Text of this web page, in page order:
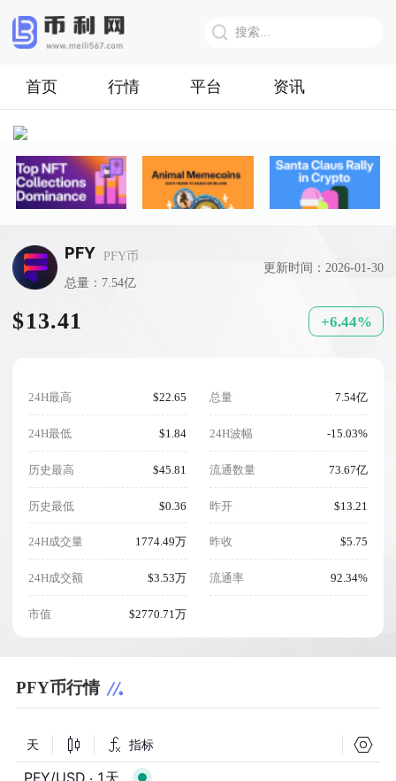
首页 行情 平台 资讯
PFY
PFY币
总量：7.54亿
更新时间：2026-01-30
$13.41 +6.44%
24H最高 $22.65
24H最低 $1.84
历史最高 $45.81
历史最低 $0.36
24H成交量 1774.49万
24H成交额 $3.53万
市值 $2770.71万
总量 7.54亿
24H波幅 -15.03%
流通数量 73.67亿
昨开 $13.21
昨收 $5.75
流通率 92.34%
PFY币行情